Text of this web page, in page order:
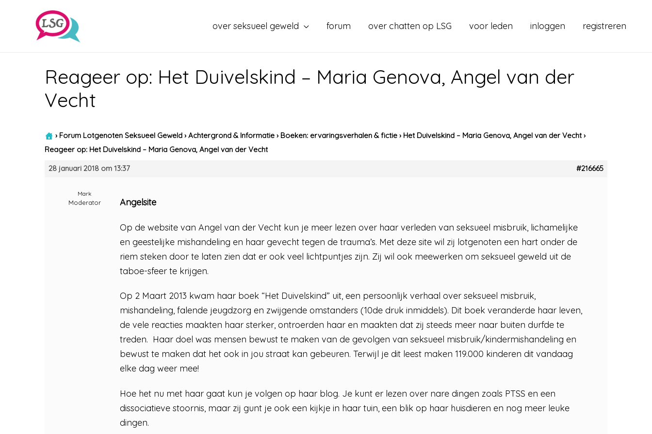
over seksueel geweld forum over chatten op LSG voor leden inloggen registreren
Reageer op: Het Duivelskind – Maria Genova, Angel van der
Vecht
› Forum Lotgenoten Seksueel Geweld › Achtergrond & Informatie › Boeken: ervaringsverhalen & fictie › Het Duivelskind – Maria Genova, Angel van der Vecht ›
Reageer op: Het Duivelskind – Maria Genova, Angel van der Vecht
28 januari 2018 om 13:37 #216665
Mark
Moderator Angelsite
Op de website van Angel van der Vecht kun je meer lezen over haar verleden van seksueel misbruik, lichamelijke
en geestelijke mishandeling en haar gevecht tegen de trauma’s. Met deze site wil zij lotgenoten een hart onder de
riem steken door te laten zien dat er ook veel lichtpuntjes zijn. Zij wil ook meewerken om seksueel geweld uit de
taboe-sfeer te krijgen.
Op 2 Maart 2013 kwam haar boek “Het Duivelskind” uit, een persoonlijk verhaal over seksueel misbruik,
mishandeling, falende jeugdzorg en zwijgende omstanders (10de druk inmiddels). Dit boek veranderde haar leven,
de vele reacties maakten haar sterker, ontroerden haar en maakten dat zij steeds meer naar buiten durfde te
treden. Haar doel was mensen bewust te maken van de gevolgen van seksueel misbruik/kindermishandeling en
bewust te maken dat het ook in jou straat kan gebeuren. Terwijl je dit leest maken 119.000 kinderen dit vandaag
elke dag weer mee!
Hoe het nu met haar gaat kun je volgen op haar blog. Je kunt er lezen over nare dingen zoals PTSS en een
dissociatieve stoornis, maar zij gunt je ook een kijkje in haar tuin, een blik op haar huisdieren en nog meer leuke
dingen.